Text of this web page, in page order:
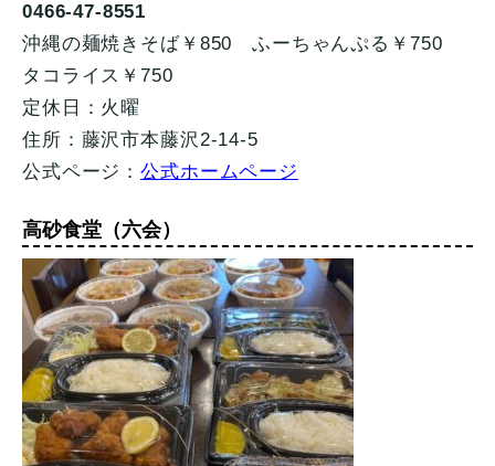
0466-47-8551
沖縄の麺焼きそば￥850 ふーちゃんぷる￥750
タコライス￥750
定休日：火曜
住所：藤沢市本藤沢2-14-5
公式ページ：公式ホームページ
高砂食堂（六会）